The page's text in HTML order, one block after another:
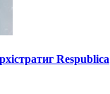
Respublica